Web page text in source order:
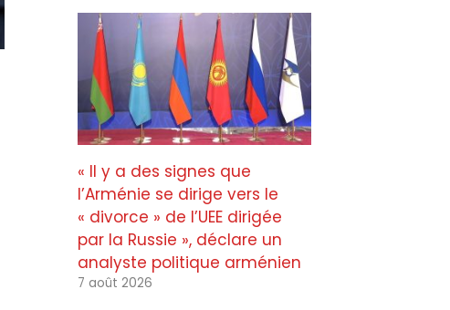
« Il y a des signes que
l’Arménie se dirige vers le
« divorce » de l’UEE dirigée
par la Russie », déclare un
analyste politique arménien
7 août 2026